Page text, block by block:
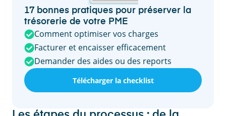
17 bonnes pratiques pour préserver la
trésorerie de votre PME
Comment optimiser vos charges
Facturer et encaisser efficacement
Demander des aides ou des reports
Télécharger la checklist